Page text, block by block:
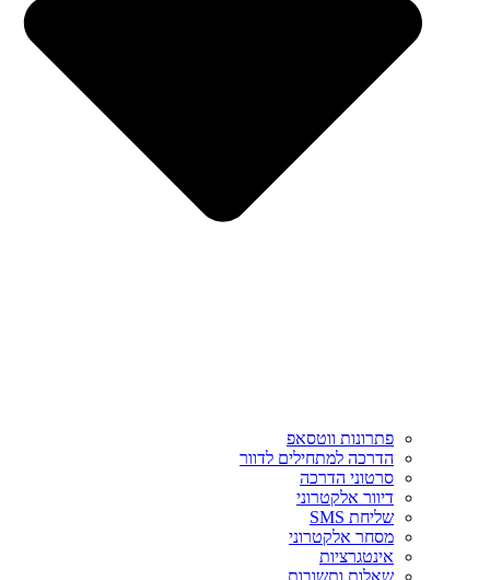
פתרונות ווטסאפ
הדרכה למתחילים לדוור
סרטוני הדרכה
דיוור אלקטרוני
שליחת SMS
מסחר אלקטרוני
אינטגרציות